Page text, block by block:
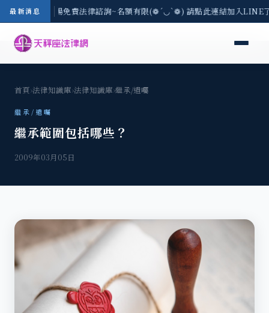
最新消息
區-8/3(一) 現場免費法律諮詢~名額有限(❁´◡`❁) 請點此連結加入
首頁›法律知識庫›法律知識庫›繼承/遺囑
繼承/遺囑
繼承範圍包括哪些？
2009年03月05日